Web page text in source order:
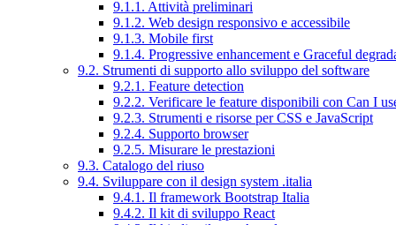
9.1.1. Attività preliminari
9.1.2. Web design responsivo e accessibile
9.1.3. Mobile first
9.1.4. Progressive enhancement e Graceful
9.2. Strumenti di supporto allo sviluppo del software
9.2.1. Feature detection
9.2.2. Verificare le feature disponibili con Can I
9.2.3. Strumenti e risorse per CSS e JavaScript
9.2.4. Supporto browser
9.2.5. Misurare le prestazioni
9.3. Catalogo del riuso
9.4. Sviluppare con il design system .italia
9.4.1. Il framework Bootstrap Italia
9.4.2. Il kit di sviluppo React